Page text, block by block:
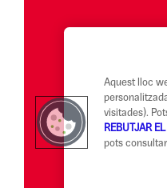
Avís legal i Condicions d'ús
Aquest lloc
visitades).
REBUTJAR
pots